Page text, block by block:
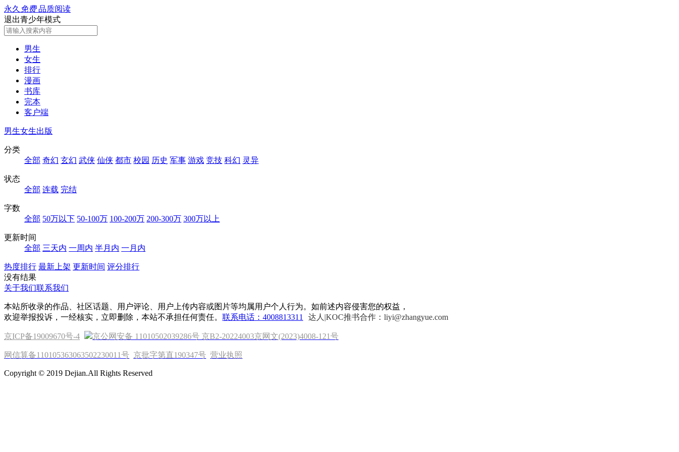
永久 免费品质阅读
退出青少年模式
男生
女生
排行
漫画
书库
完本
客户端
男生女生出版
分类
全部 奇幻 玄幻 武侠 仙侠 都市 校园 历史 军事 游戏 竞技 科幻 灵异
状态
全部 连载 完结
字数
全部 50万以下 50-100万 100-200万 200-300万 300万以上
更新时间
全部 三天内 一周内 半月内 一月内
热度排行 最新上架 更新时间 评分排行
没有结果
关于我们联系我们
本站所收录的作品、社区话题、用户评论、用户上传内容或图片等均属用户个人行为。如前述内容侵害您的权益，
欢迎举报投诉，一经核实，立即删除，本站不承担任何责任。 联系电话：4008813311 达人|KOC推书合作：liyi@zhangyue.com
京ICP备19009670号-4 京公网安备 11010502039286号 京B2-20224003京网文(2023)4008-121号
网信算备110105363063502230011号 京批字第直190347号 营业执照
Copyright © 2019 Dejian.All Rights Reserved